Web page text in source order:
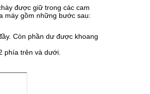
được giữ trong các cam
máy gồm những bước sau:
Còn phần dư được khoang
phía trên và dưới.